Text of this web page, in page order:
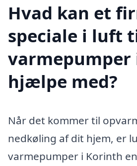
Hvad kan et
speciale i luft
hjælpe med?
Når det kommer til
nedkøling af dit hjem, er
varmepumper i Korinth